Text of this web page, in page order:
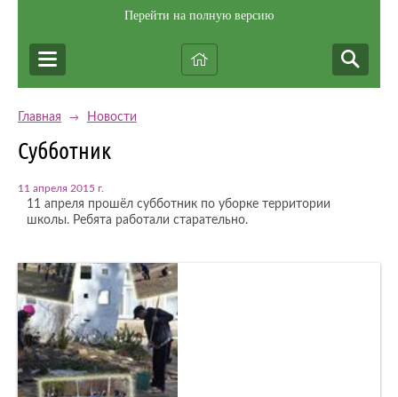
Перейти на полную версию
Главная → Новости
Субботник
11 апреля 2015 г.
11 апреля прошёл субботник по уборке территории
школы. Ребята работали старательно.